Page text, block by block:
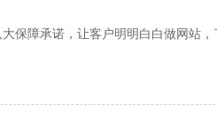
保障承诺，让客户明明白白做网站